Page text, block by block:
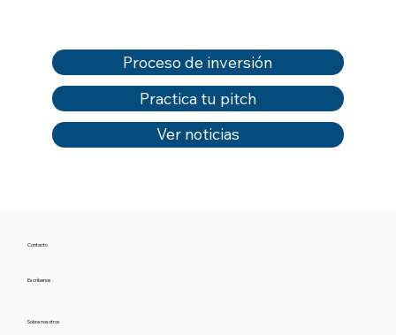
Proceso de inversión
Practica tu pitch
Ver noticias
Sobre nosotros
Contacto
Escríbenos